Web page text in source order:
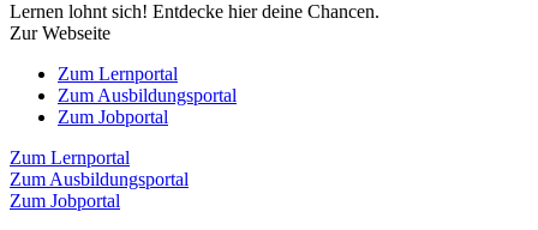
Lernen lohnt sich! Entdecke hier deine Chancen.
Zur Webseite
Zum Lernportal
Zum Ausbildungsportal
Zum Jobportal
Zum Lernportal
Zum Ausbildungsportal
Zum Jobportal